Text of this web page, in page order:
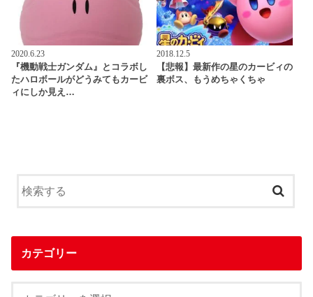
2020.6.23
『機動戦士ガンダム』とコラボし
たハロボールがどうみてもカービ
ィにしか見え…
2018.12.5
【悲報】最新作の星のカービィの
裏ボス、もうめちゃくちゃ
カテゴリー